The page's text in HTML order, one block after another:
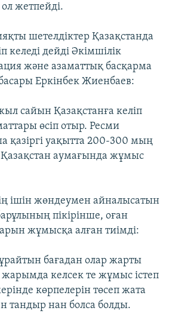
жетпейді.
шетелдіктер Қазақстанда
келеді дейді Әкімшілік
және азаматтық басқарма
Еркінбек Жиенбаев:
сайын Қазақстанға келіп
өсіп отыр. Ресми
қазіргі уақытта 200-300 мың
аумағында жұмыс
ішін жөндеумен айналысатын
пікірінше, оған
жұмысқа алған тиімді:
бағадан олар жарты
жарымда келсек те жұмыс істеп
көрпелерін төсеп жата
тандыр нан болса болды.